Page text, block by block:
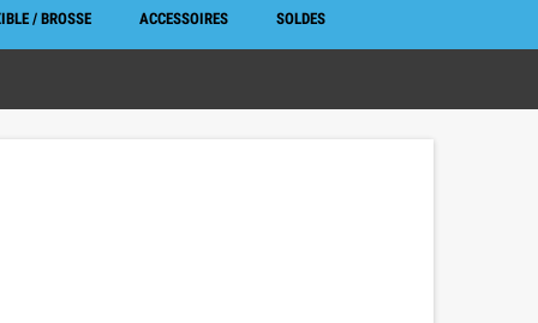
/ BROSSE ACCESSOIRES SOLDES